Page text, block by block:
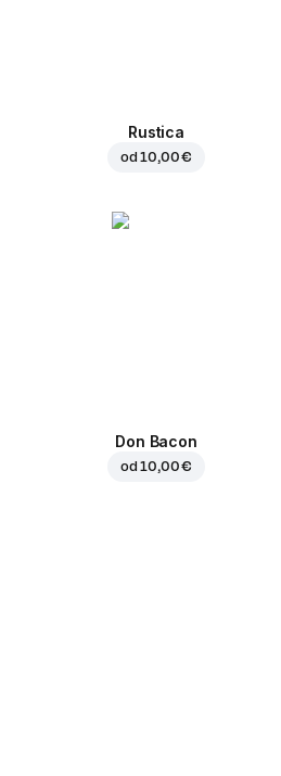
Rustica
od10,00 €
Don Bacon
od10,00 €